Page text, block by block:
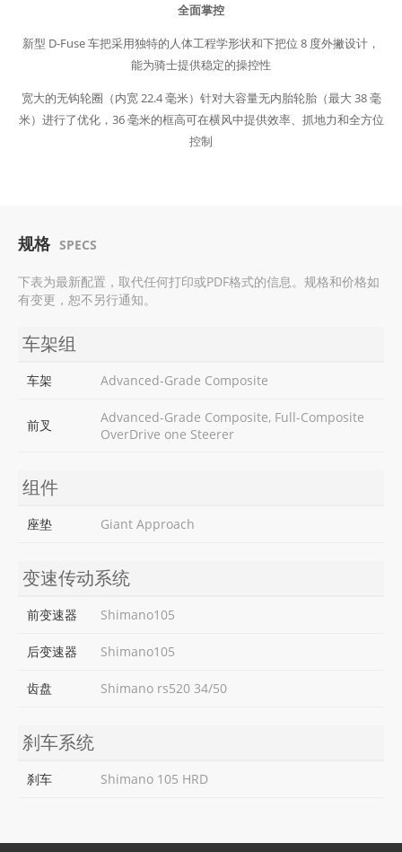
全面掌控
新型 D-Fuse 车把采用独特的人体工程学形状和下把位 8 度外撇设计，
能为骑士提供稳定的操控性
宽大的无钩轮圈（内宽 22.4 毫米）针对大容量无内胎轮胎（最大 38 毫
米）进行了优化，36 毫米的框高可在横风中提供效率、抓地力和全方位
控制
规格 SPECS
下表为最新配置，取代任何打印或PDF格式的信息。规格和价格如
有变更，恕不另行通知。
车架组
车架 Advanced-Grade Composite
前叉
Advanced-Grade Composite, Full-Composite
OverDrive one Steerer
组件
座垫 Giant Approach
变速传动系统
前变速器 Shimano105
后变速器 Shimano105
齿盘 Shimano rs520 34/50
刹车系统
刹车 Shimano 105 HRD